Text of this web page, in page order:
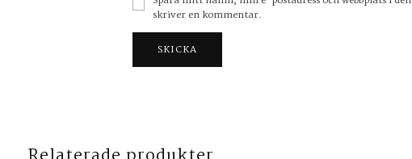
skriver en kommentar.